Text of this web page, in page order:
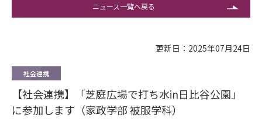
ニュース一覧へ戻る
更新日：2025年07月24日
社会連携
【社会連携】「芝庭広場で打ち水in日比谷公園」
に参加します（家政学部 被服学科）